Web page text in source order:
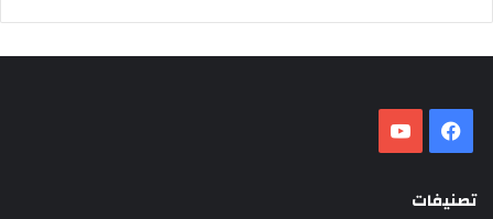
فيسبوك
تصنيفات